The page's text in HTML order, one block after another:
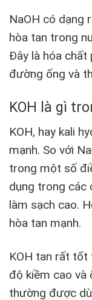
NaOH có dạng
hòa tan trong
Đây là hóa chất
đường ống và
KOH là gì
KOH, hay kali
mạnh. So với
trong một số
dụng trong các
làm sạch cao.
hòa tan mạnh.
KOH tan rất tốt
độ kiềm cao và
thường được